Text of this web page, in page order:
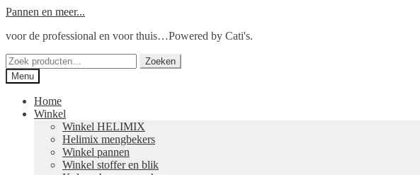
Ga
naar
Ga
de
Pannen en meer...
voor de professional en voor thuis…Powered by Cati's.
Zoeken
naar:
Zoeken
Menu
Home
Winkel
Winkel HELIMIX
Helimix mengbekers
Winkel pannen
Winkel stoffer en blik